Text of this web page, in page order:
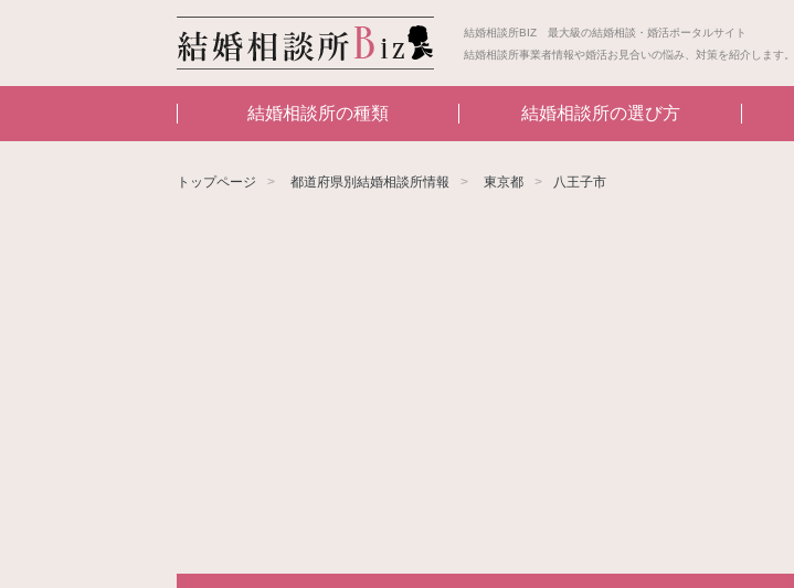
結婚相談所BIZ 最大級の結婚相談・婚活ポータルサイト
結婚相談所事業者情報や婚活お見合いの悩み、対策を紹介します。
結婚相談所の種類 結婚相談所の選び方
トップページ 都道府県別結婚相談所情報 東京都 八王子市